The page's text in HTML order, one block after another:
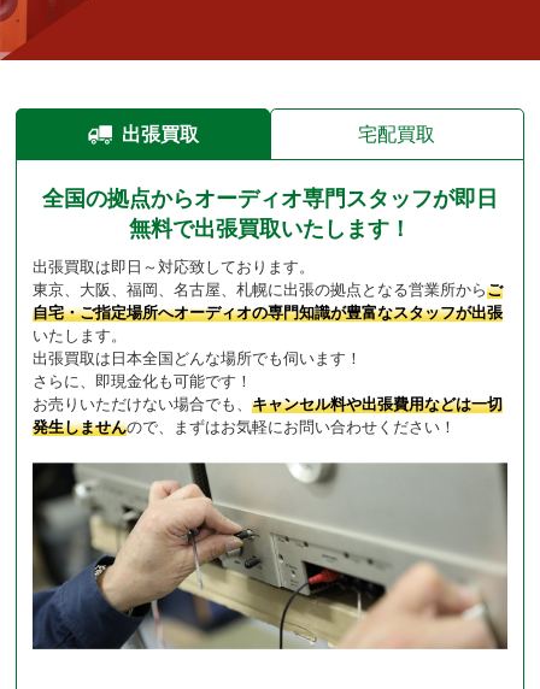
出張買取 宅配買取
全国の拠点からオーディオ専門スタッフが即日
無料で出張買取いたします！
出張買取は即日～対応致しております。
東京、大阪、福岡、名古屋、札幌に出張の拠点となる営業所からご
自宅・ご指定場所へオーディオの専門知識が豊富なスタッフが出張
いたします。
出張買取は日本全国どんな場所でも伺います！
さらに、即現金化も可能です！
お売りいただけない場合でも、 キャンセル料や出張費用などは一切
発生しませんので、まずはお気軽にお問い合わせください！